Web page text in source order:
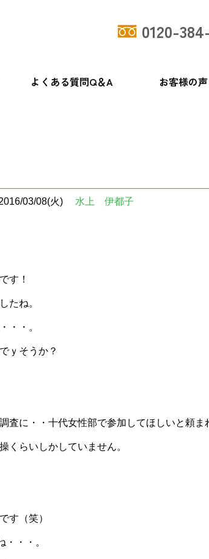
0120-
よくある質問Q＆A お客様の声
03/08(火) 水上 伊都子
す！
たね。
・・。
ｙそうか？
査に・・十代女性部で参加してほしいと頼ま
くらいしかしていません。
す（笑）
・・。